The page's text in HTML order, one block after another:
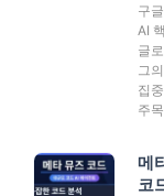
구
AI
글
그
집
주
메
코